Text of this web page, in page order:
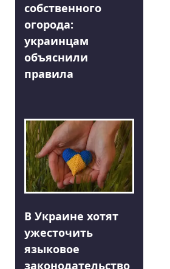
собственного
огорода:
украинцам
объяснили
правила
В Украине хотят
ужесточить
языковое
законодательство